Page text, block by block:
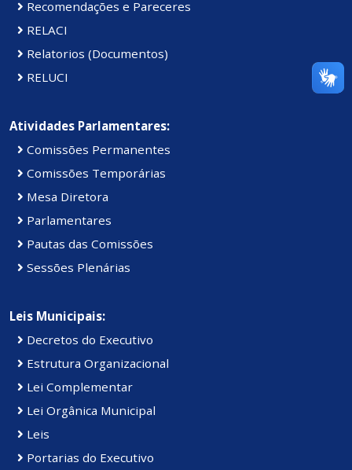
Recomendações e Pareceres
RELACI
Relatorios (Documentos)
RELUCI
Atividades Parlamentares:
Comissões Permanentes
Comissões Temporárias
Mesa Diretora
Parlamentares
Pautas das Comissões
Sessões Plenárias
Leis Municipais:
Decretos do Executivo
Estrutura Organizacional
Lei Complementar
Lei Orgânica Municipal
Leis
Portarias do Executivo